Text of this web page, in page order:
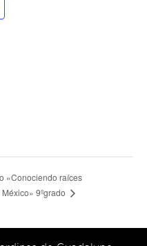
«Conociendo raíces
9ºgrado